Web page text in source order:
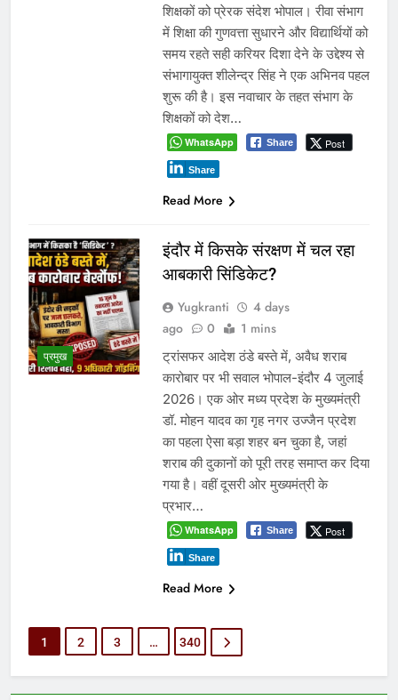
शिक्षकों को प्रेरक संदेश भोपाल। रीवा संभाग
में शिक्षा की गुणवत्ता सुधारने और विद्यार्थियों को
समय रहते सही करियर दिशा देने के उद्देश्य से
संभागायुक्त शीलेन्द्र सिंह ने एक अभिनव पहल
शुरू की है। इस नवाचार के तहत संभाग के
शिक्षकों को देश…
WhatsApp Share Post
Share
Read More
प्रमुख
इंदौर में किसके संरक्षण में चल रहा
आबकारी सिंडिकेट?
Yugkranti
4 days
ago
0 1 mins
ट्रांसफर आदेश ठंडे बस्ते में, अवैध शराब
कारोबार पर भी सवाल भोपाल-इंदौर 4 जुलाई
2026। एक ओर मध्य प्रदेश के मुख्यमंत्री
डॉ. मोहन यादव का गृह नगर उज्जैन प्रदेश
का पहला ऐसा बड़ा शहर बन चुका है, जहां
शराब की दुकानों को पूरी तरह समाप्त कर दिया
गया है। वहीं दूसरी ओर मुख्यमंत्री के
प्रभार…
WhatsApp Share Post
Share
Read More
1 2 3 … 340